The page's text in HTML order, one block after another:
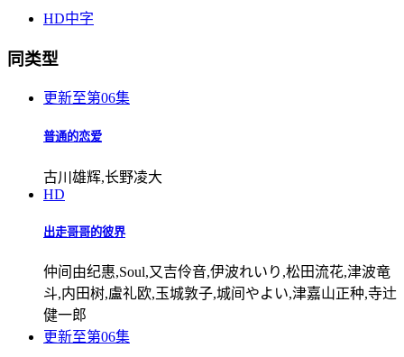
HD中字
同类型
更新至第06集
普通的恋爱
古川雄辉,长野凌大
HD
出走哥哥的彼界
仲间由纪惠,Soul,又吉伶音,伊波れいり,松田流花,津波竜
斗,内田树,盧礼欧,玉城敦子,城间やよい,津嘉山正种,寺辻
健一郎
更新至第06集